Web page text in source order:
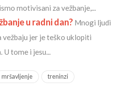
motivisani za vežbanje,...
u radni dan? Mnogi ljudi
vežbaju jer je teško uklopiti
U tome i jesu...
mršavljenje treninzi